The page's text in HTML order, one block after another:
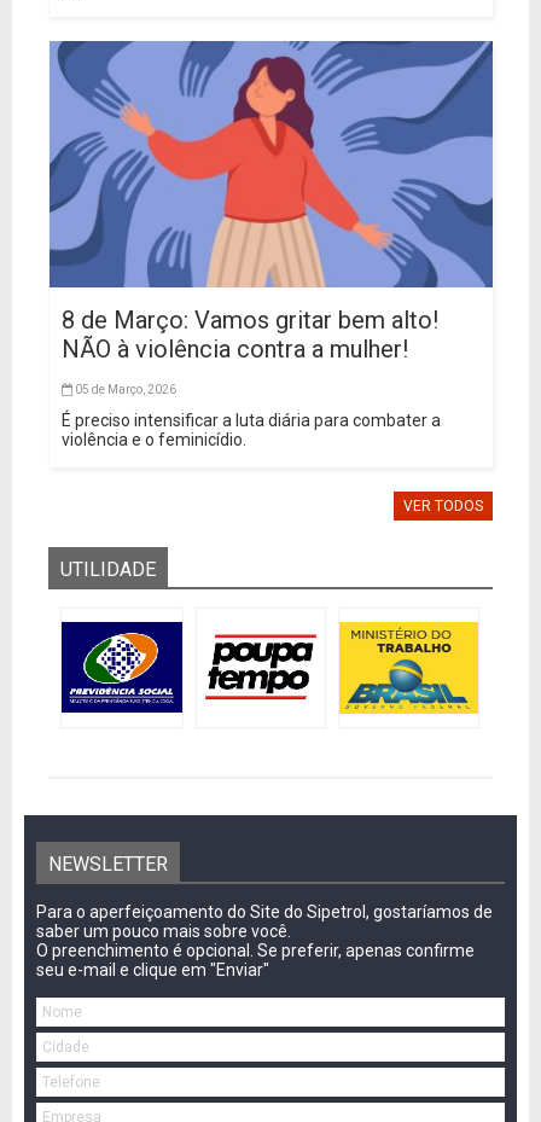
8 de Março: Vamos gritar bem alto!
NÃO à violência contra a mulher!
05 de Março, 2026
É preciso intensificar a luta diária para combater a
violência e o feminicídio.
VER TODOS
UTILIDADE
NEWSLETTER
Para o aperfeiçoamento do Site do Sipetrol, gostaríamos de
saber um pouco mais sobre você.
O preenchimento é opcional. Se preferir, apenas confirme
seu e-mail e clique em "Enviar"